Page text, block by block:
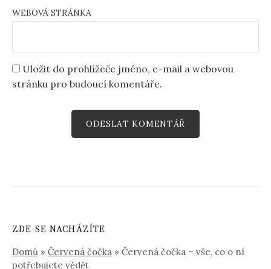
WEBOVÁ STRÁNKA
Uložit do prohlížeče jméno, e-mail a webovou
stránku pro budoucí komentáře.
ZDE SE NACHÁZÍTE
Domů » Červená čočka » Červená čočka – vše, co o ní
potřebujete vědět